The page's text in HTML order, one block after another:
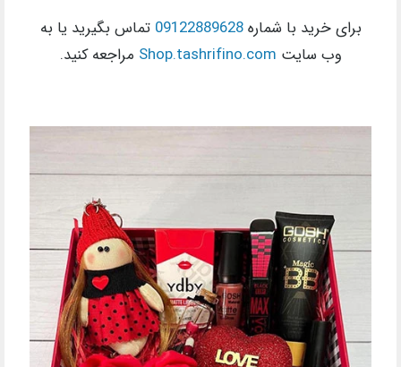
برای خرید با شماره09122889628 تماس بگیرید یا به
وب سایت Shop.tashrifino.com مراجعه کنید.